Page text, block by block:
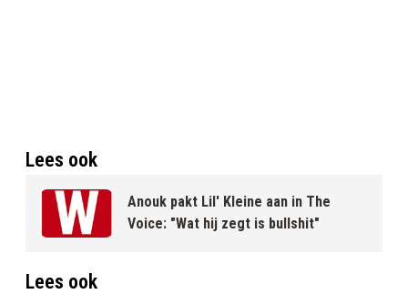
Lees ook
Anouk pakt Lil' Kleine aan in The
Voice: "Wat hij zegt is bullshit"
Lees ook